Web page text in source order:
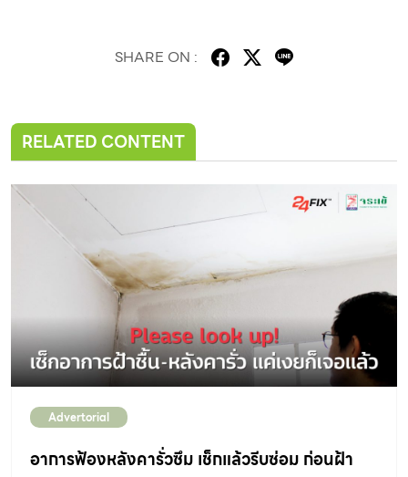
SHARE ON :
RELATED CONTENT
Advertorial
อาการฟ้องหลังคารั่วซึม เช็กแล้วรีบซ่อม ก่อนฝ้า